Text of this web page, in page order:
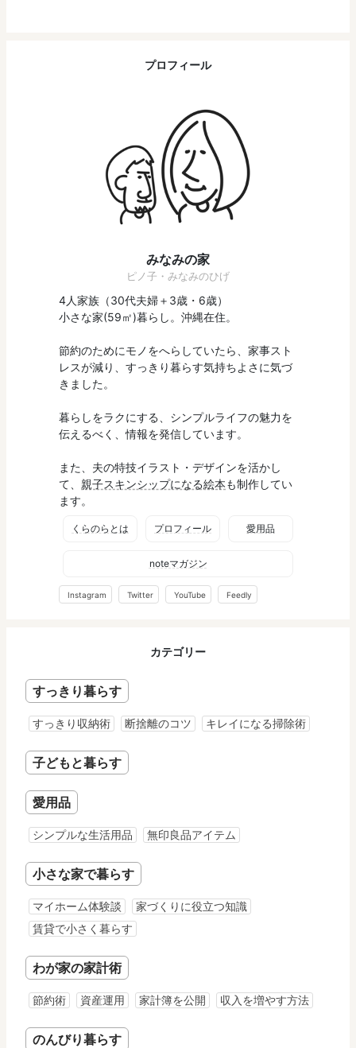
プロフィール
みなみの家
ピノ子・みなみのひげ
4人家族（30代夫婦＋3歳・6歳）
小さな家(59㎡)暮らし。沖縄在住。
節約のためにモノをへらしていたら、家事スト
レスが減り、すっきり暮らす気持ちよさに気づ
きました。
暮らしをラクにする、シンプルライフの魅力を
伝えるべく、情報を発信しています。
また、夫の特技イラスト・デザインを活かし
て、 親子スキンシップになる絵本も制作してい
ます。
くらのらとは プロフィール 愛用品
noteマガジン
Instagram Twitter YouTube Feedly
カテゴリー
すっきり暮らす
すっきり収納術 断捨離のコツ キレイになる掃除術
子どもと暮らす
愛用品
シンプルな生活用品 無印良品アイテム
小さな家で暮らす
マイホーム体験談
家づくりに役立つ知識
賃貸で小さく暮らす
わが家の家計術
節約術 資産運用 家計簿を公開 収入を増やす方法
のんびり暮らす